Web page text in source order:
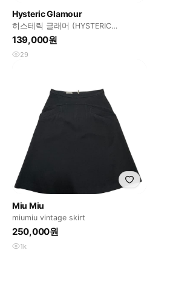
Hysteric Glamour
히스테릭 글래머 (HYSTERIC
GLAMOUR)
139,000원
29
Miu Miu
miumiu vintage skirt
250,000원
1k